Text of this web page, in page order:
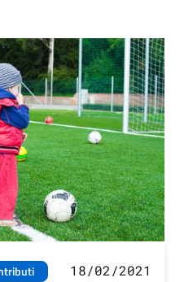
18/02/2021